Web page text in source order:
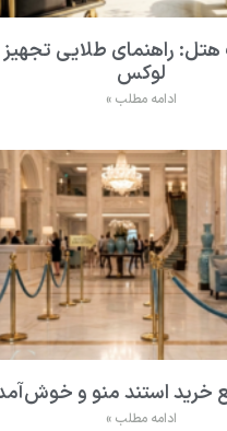
هتل: راهنمای طلایی
لوکس
ادامه مطلب »
خرید استند منو و
ادامه مطلب »